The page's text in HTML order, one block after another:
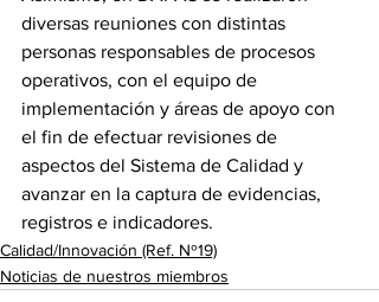
diversas reuniones con distintas
personas responsables de procesos
operativos, con el equipo de
implementación y áreas de apoyo con
el fin de efectuar revisiones de
aspectos del Sistema de Calidad y
avanzar en la captura de evidencias,
registros e indicadores.
Calidad/Innovación (Ref. Nº19)
Noticias de nuestros miembros